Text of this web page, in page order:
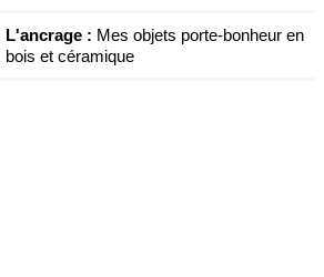
L'ancrage : Mes objets porte-bonheur en
bois et céramique